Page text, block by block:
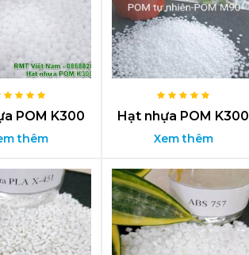
POM K300
thêm
Hạt nhựa POM K300
Xem thêm